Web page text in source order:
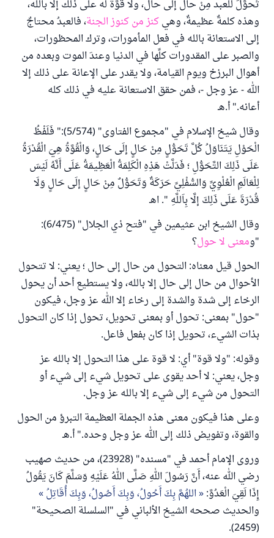
تَحوُّلَ للعبد مِنْ حال إلى حال، ولا قُوَّة له على ذلك إلا بالله،
وهذه كلمةٌ عظيمةٌ، وهيكنز من كنوز الجنة، فالعبدُ محتاجٌ
إلى الاستعانة بالله في فعل المأمورات، وترك المحظورات،
والصبر على المقدورات كلِّها في الدنيا وعندَ الموت وبعده من
أهوال البرزخ ويوم القيامة، ولا يقدر على الإعانة على ذلك إلا
الله - عز وجل -، فمن حقق الاستعانة عليه في ذلك كله
أعانه." أ.هـ
وقال شيخ الإسلام في "مجموع الفتاوى" (5/574):" فَلَفْظُ
الْحَوْلِ يَتَنَاوَلُ كُلَّ تَحَوُّلٍ مِنْ حَالٍ إلَى حَالٍ، وَالْقُوَّةُ هِيَ الْقُدْرَةُ
عَلَى ذَلِكَ التَّحَوُّلِ ؛ فَدَلَّتْ هَذِهِ الْكَلِمَةُ الْعَظِيمَةُ عَلَى أَنَّهُ لَيْسَ
لِلْعَالَمِ الْعُلْوِيِّ وَالسُّفْلِيِّ حَرَكَةٌ وَتَحَوُّلٌ مِنْ حَالٍ إلَى حَالٍ وَلَا
قُدْرَةَ عَلَى ذَلِكَ إلَّا بِاَللَّهِ ". اهـ
وقال الشيخ ابن عثيمين في "فتح ذي الجلال" (6/475):
"ومعنى لا حول؟
الحول قيل معناه: التحول من حال إلى حال ؛ يعني: لا تتحول
الأحوال من حال إلى حال إلا بالله، ولا يستطيع أحد أن يحول
الرخاء إلى شدة والشدة إلى رخاء إلا الله عز وجل، فيكون
"حول" بمعنى: تحول أو بمعنى تحويل، تحول إذا كان التحول
بذات الشيء، تحويل إذا كان بفعل فاعل.
وقوله: "ولا قوة" أي: لا قوة على هذا التحول إلا بالله عز
وجل، يعني: لا أحد يقوى على تحويل شيء إلى شيء أو
التحول من شيء إلى شيء إلا بالله عز وجل.
وعلى هذا فيكون معنى هذه الجملة العظيمة التبرؤ من الحول
والقوة، وتفويض ذلك إلى الله عز وجل وحده." أ.هـ
وروى الإمام أحمد في "مسنده" (23928)، من حديث صهيب
رضي الله عنه، أَنَّ رَسُولَ اللهِ صَلَّى اللهُ عَلَيْهِ وَسَلَّمَ كَانَ يَقُولُ
إِذَا لَقِيَ الْعَدُوَّ: اللهُمَّ بِكَ أَحُولُ، وَبِكَ أَصُولُ، وَبِكَ أُقَاتِلُ
والحديث صححه الشيخ الألباني في "السلسلة الصحيحة"
(2459).